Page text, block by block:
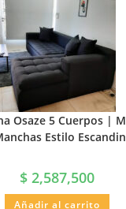
Osaze 5 Cuerpos |
Estilo
$2,587,500
Añadir al carrito